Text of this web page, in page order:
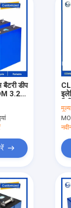
डीप
3.2V
सेल